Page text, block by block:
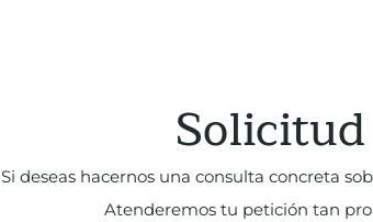
Si deseas hacernos una consulta concreta
Atenderemos tu petición tan